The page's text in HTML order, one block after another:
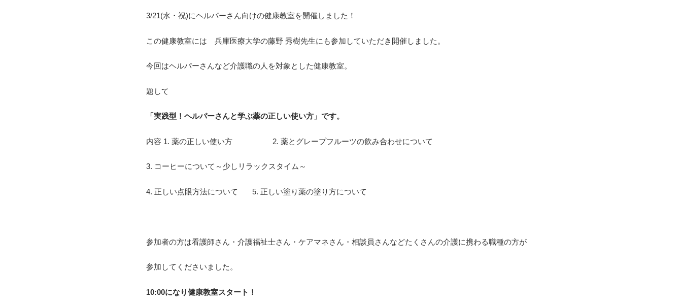
3/21(水・祝)にヘルパーさん向けの健康教室を開催しました！
この健康教室には 兵庫医療大学の藤野 秀樹先生にも参加していただき開催しました。
今回はヘルパーさんなど介護職の人を対象とした健康教室。
題して
「実践型！ヘルパーさんと学ぶ薬の正しい使い方」です。
内容 1. 薬の正しい使い方 2. 薬とグレープフルーツの飲み合わせについて
3. コーヒーについて～少しリラックスタイム～
4. 正しい点眼方法について 5. 正しい塗り薬の塗り方について
参加者の方は看護師さん・介護福祉士さん・ケアマネさん・相談員さんなどたくさんの介護に携わる職種の方が
参加してくださいました。
10:00になり健康教室スタート！